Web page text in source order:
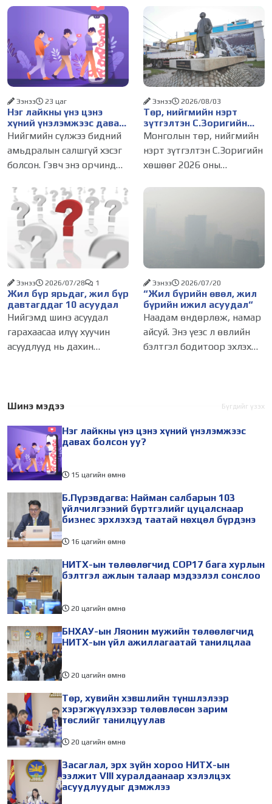
Нэг лайкны үнэ цэнэ
хүний үнэлэмжээс давах
болсон уу?
Ээнээ 23 цаг
Нийгмийн сүлжээ бидний
амьдралын салшгүй хэсэг
болсон. Гэвч энэ орчинд
амжилт, тэр ч байтугай
хүний үнэ цэнийг хүртэл
лайк, шэйр, дагагчийн
тоогоор хэмжих хандлага
газар авч
Төр, нийгмийн нэрт
зүтгэлтэн С.Зоригийн
хөшөөг буцаан
Ээнээ 2026/08/03
Монголын төр, нийгмийн
нэрт зүтгэлтэн С.Зоригийн
хөшөөг 2026 оны
03.00 цагт
Засаг дарга бөгөөд
Захирагч
Жил бүр ярьдаг, жил бүр
давтагддаг 10 асуудал
Ээнээ 2026/07/28 1
Нийгэмд шинэ асуудал
гарахаасаа илүү хуучин
асуудлууд нь дахин
үер, намар болохоор
бүрт асуудал нь л
“Жил бүрийн өвөл, жил
бүрийн ижил асуудал“
Ээнээ 2026/07/20
Наадам өндөрлөж, намар
айсуй. Энэ үеэс л өвлийн
бэлтгэл бодитоор эхлэх
мөстөж, хот түгжирч,
болгонд "гэнэтийн
Шинэ мэдээ Бүгдийг үзэх
Нэг лайкны үнэ цэнэ хүний үнэлэмжээс
давах болсон уу?
15 цагийн өмнө
Б.Пүрэвдагва: Найман салбарын 103
үйлчилгээний бүртгэлийг цуцалснаар
бизнес эрхлэхэд таатай нөхцөл бүрдэнэ
16 цагийн өмнө
НИТХ-ын төлөөлөгчид COP17 бага хурлын
бэлтгэл ажлын талаар мэдээлэл сонслоо
20 цагийн өмнө
БНХАУ-ын Ляонин мужийн төлөөлөгчид
НИТХ-ын үйл ажиллагаатай танилцлаа
20 цагийн өмнө
Төр, хувийн хэвшлийн түншлэлээр
хэрэгжүүлэхээр төлөвлөсөн зарим
төслийг танилцуулав
20 цагийн өмнө
Засаглал, эрх зүйн хороо НИТХ-ын
ээлжит VIII хуралдаанаар хэлэлцэх
асуудлуудыг дэмжлээ